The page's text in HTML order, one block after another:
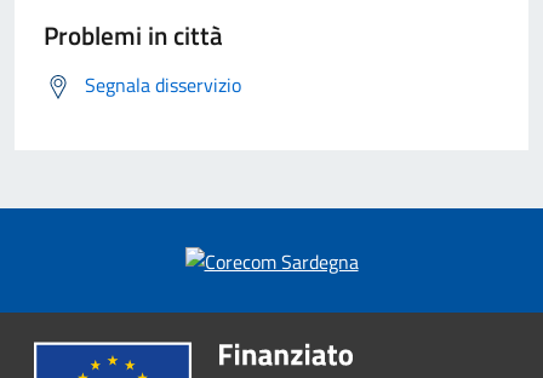
Problemi in città
Segnala disservizio